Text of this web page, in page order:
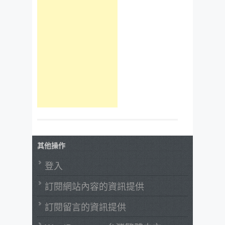
其他操作
登入
訂閱網站內容的資訊提供
訂閱留言的資訊提供